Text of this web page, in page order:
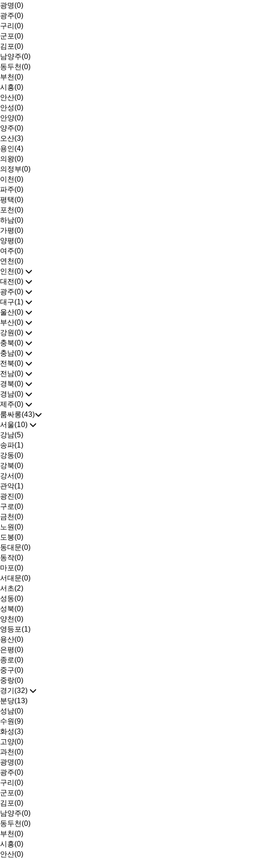
광명(0)
광주(0)
구리(0)
군포(0)
김포(0)
남양주(0)
동두천(0)
부천(0)
시흥(0)
안산(0)
안성(0)
안양(0)
양주(0)
오산(3)
용인(4)
의왕(0)
의정부(0)
이천(0)
파주(0)
평택(0)
포천(0)
하남(0)
가평(0)
양평(0)
여주(0)
연천(0)
인천(0)
대전(0)
광주(0)
대구(1)
울산(0)
부산(0)
강원(0)
충북(0)
충남(0)
전북(0)
전남(0)
경북(0)
경남(0)
제주(0)
룸싸롱(43)
서울(10)
강남(5)
송파(1)
강동(0)
강북(0)
강서(0)
관악(1)
광진(0)
구로(0)
금천(0)
노원(0)
도봉(0)
동대문(0)
동작(0)
마포(0)
서대문(0)
서초(2)
성동(0)
성북(0)
양천(0)
영등포(1)
용산(0)
은평(0)
종로(0)
중구(0)
중랑(0)
경기(32)
분당(13)
성남(0)
수원(9)
화성(3)
고양(0)
과천(0)
광명(0)
광주(0)
구리(0)
군포(0)
김포(0)
남양주(0)
동두천(0)
부천(0)
시흥(0)
안산(0)